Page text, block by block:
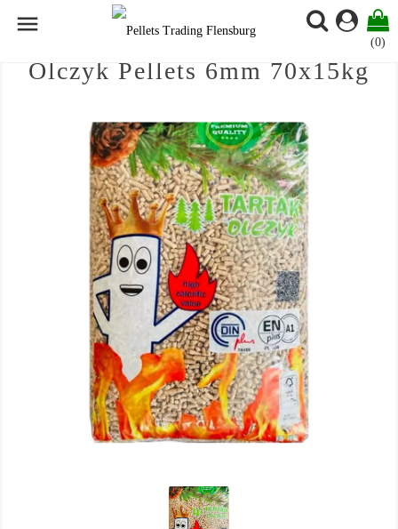

(0)
Olczyk Pellets 6mm 70x15kg